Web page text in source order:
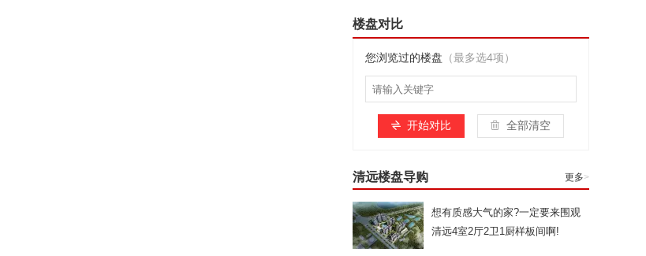
楼盘对比
您浏览过的楼盘 （最多选4项）
开始对比 全部清空
清远楼盘导购 更多>
想有质感大气的家?一定要来围观
清远4室2厅2卫1厨样板间啊!